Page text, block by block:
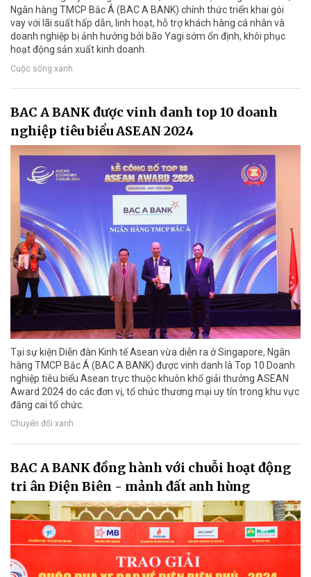
Ngân hàng TMCP Bắc Á (BAC A BANK) chính thức triển khai gói
vay với lãi suất hấp dẫn, linh hoạt, hỗ trợ khách hàng cá nhân và
doanh nghiệp bị ảnh hưởng bởi bão Yagi sớm ổn định, khôi phục
hoạt động sản xuất kinh doanh.
Cuộc sống xanh
BAC A BANK được vinh danh top 10 doanh
nghiệp tiêu biểu ASEAN 2024
Tại sự kiện Diễn đàn Kinh tế Asean vừa diễn ra ở Singapore, Ngân
hàng TMCP Bắc Á (BAC A BANK) được vinh danh là Top 10 Doanh
nghiệp tiêu biểu Asean trực thuộc khuôn khổ giải thưởng ASEAN
Award 2024 do các đơn vị, tổ chức thương mại uy tín trong khu vực
đăng cai tổ chức.
Chuyển đổi xanh
BAC A BANK đồng hành với chuỗi hoạt động
tri ân Điện Biên - mảnh đất anh hùng